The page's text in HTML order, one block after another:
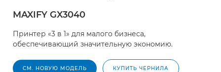
MAXIFY GX3040
Принтер «3 в 1» для малого бизнеса,
обеспечивающий значительную экономию.
СМ. НОВУЮ МОДЕЛЬ КУПИТЬ ЧЕРНИЛА